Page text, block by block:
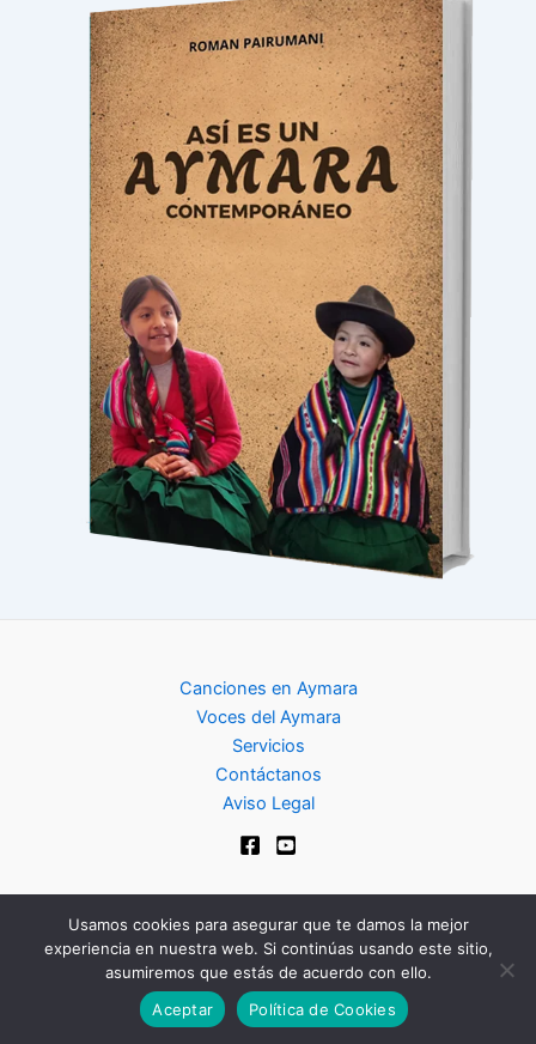
Canciones en Aymara
Voces del Aymara
Servicios
Contáctanos
Aviso Legal
Copyright © 2024 | Club de Aymara
Usamos cookies para asegurar que te damos la mejor
experiencia en nuestra web. Si continúas usando este sitio,
asumiremos que estás de acuerdo con ello.
Aceptar
Política de Cookies